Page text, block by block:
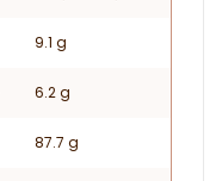
9.1 g
6.2 g
87.7 g